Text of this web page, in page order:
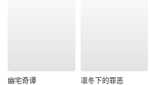
幽宅奇谭 凛冬下的罪恶